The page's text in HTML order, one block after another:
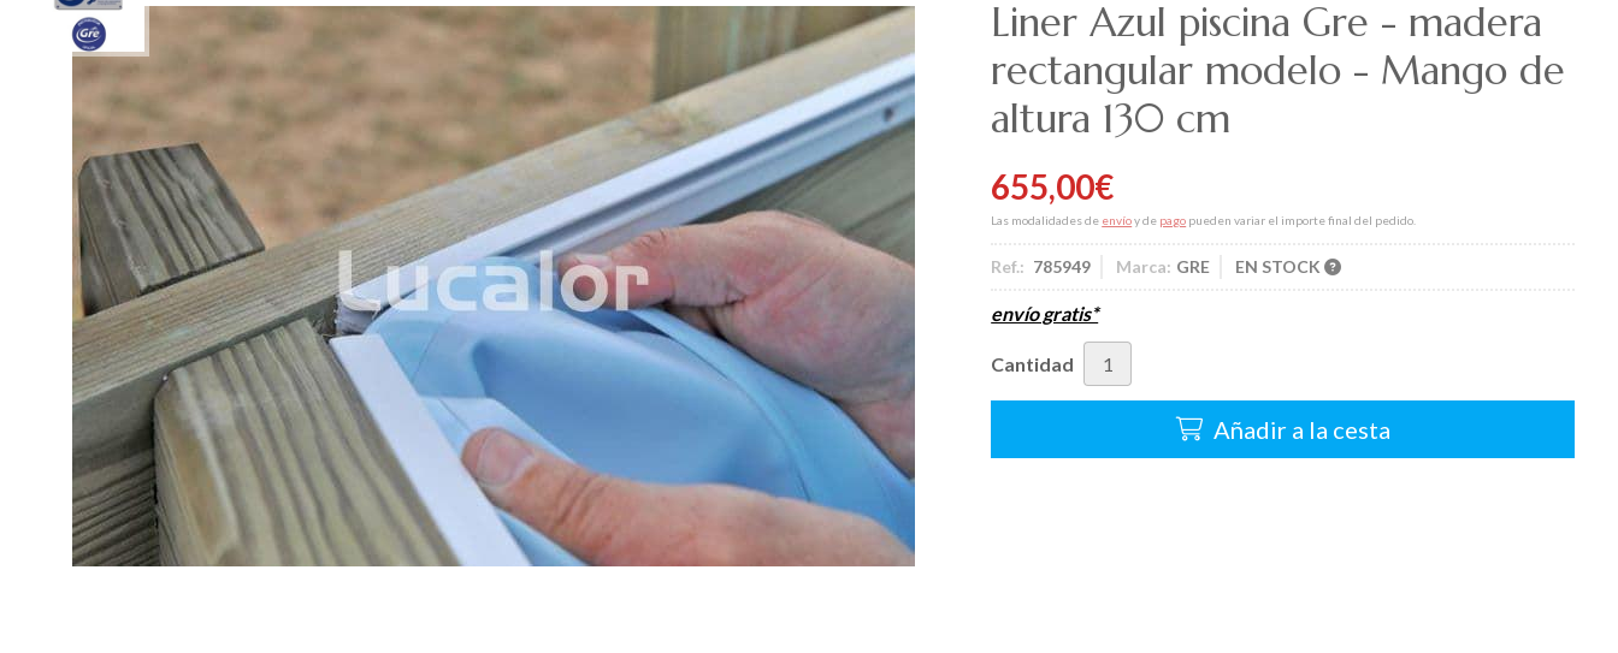
Liner Azul piscina Gre - madera
rectangular modelo - Mango de
altura 130 cm
655,00€
Las modalidades de envíoy de pago pueden variar el importe final del pedido.
Ref.: 785949 Marca: GRE EN STOCK
envío gratis*
Cantidad
Añadir a la cesta